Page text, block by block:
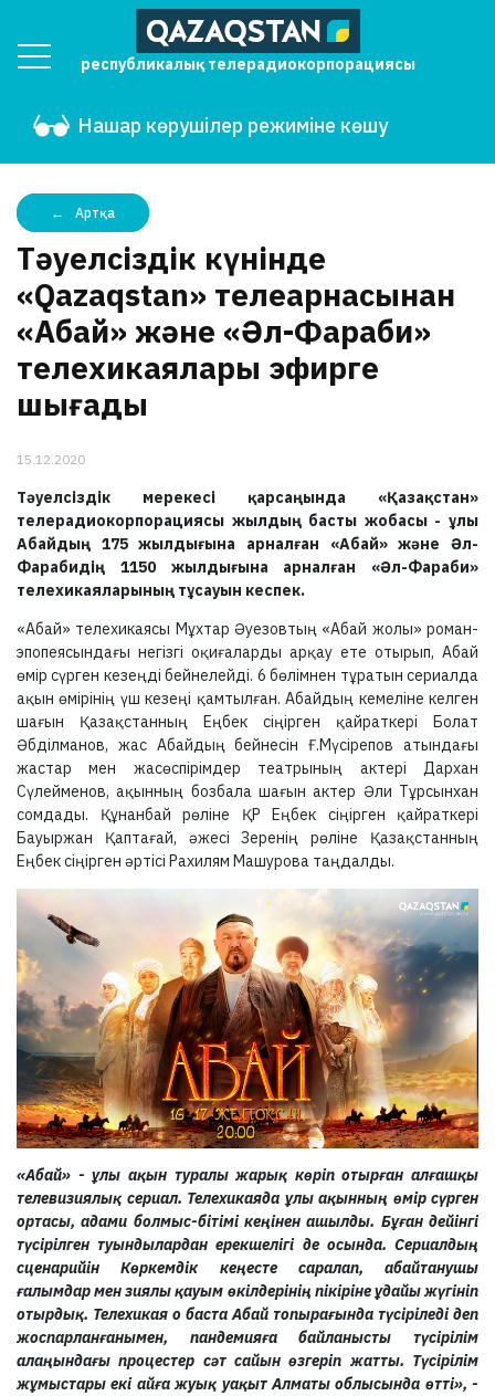
республикалық телерадиокорпорациясы
Нашар көрушілер режиміне көшу
Артқа
Тәуелсіздік күнінде
«Qazaqstan» телеарнасынан
«Абай» және «Әл-Фараби»
телехикаялары эфирге
шығады
15.12.2020
Тәуелсіздік мерекесі қарсаңында «Қазақстан»
телерадиокорпорациясы жылдың басты жобасы - ұлы
Абайдың 175 жылдығына арналған «Абай» және Әл-
Фарабидің 1150 жылдығына арналған «Әл-Фараби»
телехикаяларының тұсауын кеспек.
«Абай» телехикаясы Мұхтар Әуезовтың «Абай жолы» роман-
эпопеясындағы негізгі оқиғаларды арқау ете отырып, Абай
өмір сүрген кезеңді бейнелейді. 6 бөлімнен тұратын сериалда
ақын өмірінің үш кезеңі қамтылған. Абайдың кемеліне келген
шағын Қазақстанның Еңбек сіңірген қайраткері Болат
Әбділманов, жас Абайдың бейнесін Ғ.Мүсірепов атындағы
жастар мен жасөспірімдер театрының актері Дархан
Сүлейменов, ақынның бозбала шағын актер Әли Тұрсынхан
сомдады. Құнанбай рөліне ҚР Еңбек сіңірген қайраткері
Бауыржан Қаптағай, әжесі Зеренің рөліне Қазақстанның
Еңбек сіңірген әртісі Рахилям Машурова таңдалды.
«Абай» - ұлы ақын туралы жарық көріп отырған алғашқы
телевизиялық сериал. Телехикаяда ұлы ақынның өмір сүрген
ортасы, адами болмыс-бітімі кеңінен ашылды. Бұған дейінгі
түсірілген туындылардан ерекшелігі де осында. Сериалдың
сценарийін Көркемдік кеңесте саралап, абайтанушы
ғалымдар мен зиялы қауым өкілдерінің пікіріне ұдайы жүгініп
отырдық. Телехикая о баста Абай топырағында түсіріледі деп
жоспарланғанымен, пандемияға байланысты түсірілім
алаңындағы процестер сәт сайын өзгеріп жатты. Түсірілім
жұмыстары екі айға жуық уақыт Алматы облысында өтті», -